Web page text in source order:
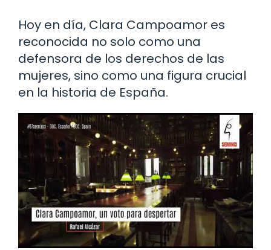
Hoy en día, Clara Campoamor es
reconocida no solo como una
defensora de los derechos de las
mujeres, sino como una figura crucial
en la historia de España.